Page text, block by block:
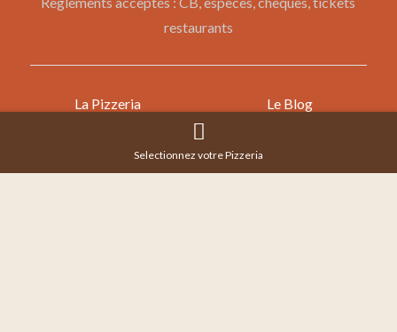
restaurants
La Pizzeria
Commander
Le Blog
Mentions Légales
Selectionnez votre Pizzeria